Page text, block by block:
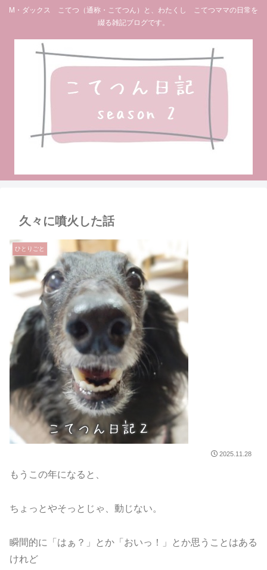
M・ダックス こてつ（通称・こてつん）と、わたくし こてつママの日常を
綴る雑記ブログです。
久々に噴火した話
ひとりごと
2025.11.28
もうこの年になると、
ちょっとやそっとじゃ、動じない。
瞬間的に「はぁ？」とか「おいっ！」とか思うことはある
けれど